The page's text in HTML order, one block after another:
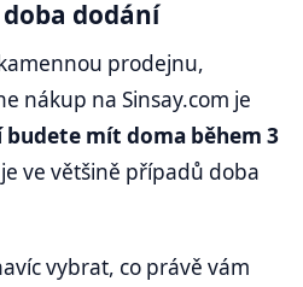
dodání
prodejnu,
nákup na Sinsay.com je
budete mít doma během 3
ve většině případů doba
vybrat, co právě vám